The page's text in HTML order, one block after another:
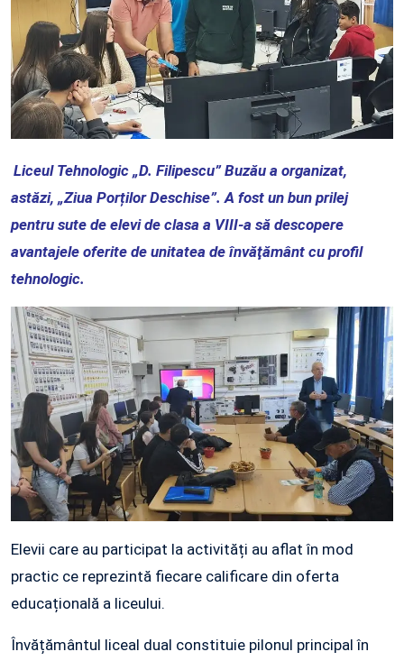
Liceul Tehnologic „D. Filipescu” Buzău a organizat,
astăzi, „Ziua Porților Deschise”. A fost un bun prilej
pentru sute de elevi de clasa a VIII-a să descopere
avantajele oferite de unitatea de învăţământ cu profil
tehnologic.
Elevii care au participat la activități au aflat în mod
practic ce reprezintă fiecare calificare din oferta
educațională a liceului.
Învățământul liceal dual constituie pilonul principal în